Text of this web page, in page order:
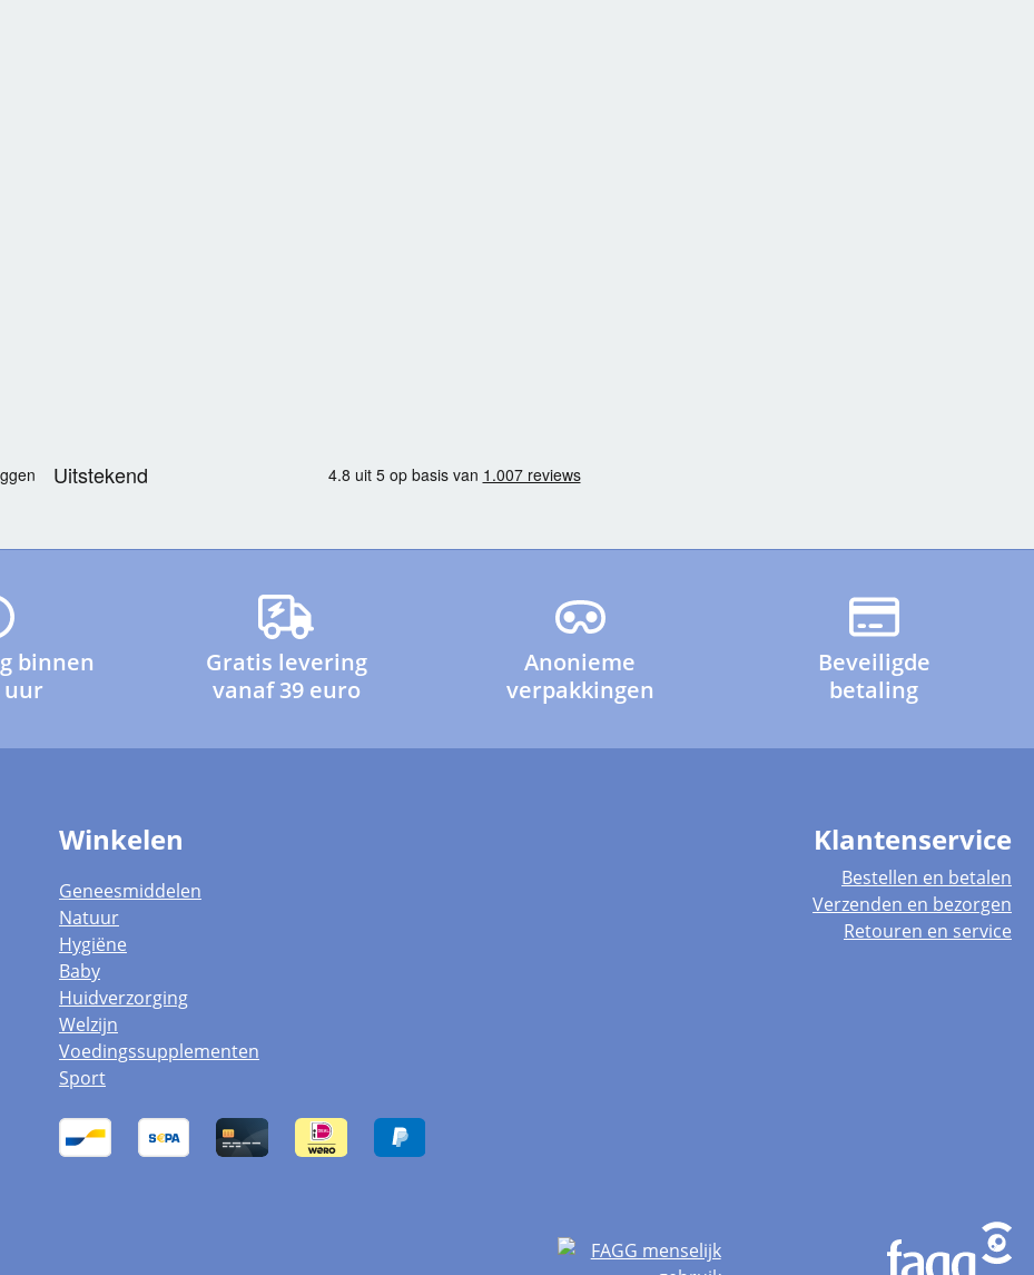
binnen
uur
Gratis levering
vanaf 39 euro
Anonieme
verpakkingen
Beveiligde
betaling
Winkelen
Geneesmiddelen
Natuur
Hygiëne
Baby
Huidverzorging
Welzijn
Voedingssupplementen
Sport
Klantenservice
Bestellen en betalen
Verzenden en bezorgen
Retouren en service